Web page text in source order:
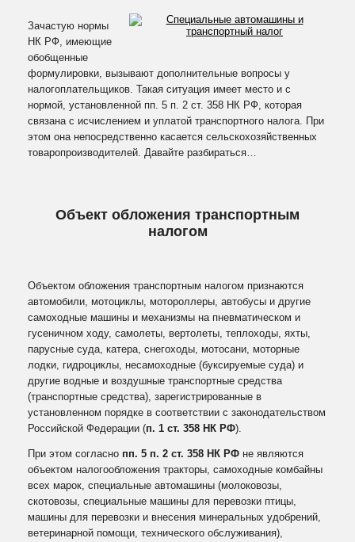
Зачастую нормы
НК РФ, имеющие
обобщенные
формулировки, вызывают дополнительные вопросы у
налогоплательщиков. Такая ситуация имеет место и с
нормой, установленной пп. 5 п. 2 ст. 358 НК РФ, которая
связана с исчислением и уплатой транспортного налога. При
этом она непосредственно касается сельскохозяйственных
товаропроизводителей. Давайте разбираться…
Объект обложения транспортным
налогом
Объектом обложения транспортным налогом признаются
автомобили, мотоциклы, мотороллеры, автобусы и другие
самоходные машины и механизмы на пневматическом и
гусеничном ходу, самолеты, вертолеты, теплоходы, яхты,
парусные суда, катера, снегоходы, мотосани, моторные
лодки, гидроциклы, несамоходные (буксируемые суда) и
другие водные и воздушные транспортные средства
(транспортные средства), зарегистрированные в
установленном порядке в соответствии с законодательством
Российской Федерации (п. 1 ст. 358 НК РФ).
При этом согласно пп. 5 п. 2 ст. 358 НК РФ не являются
объектом налогообложения тракторы, самоходные комбайны
всех марок, специальные автомашины (молоковозы,
скотовозы, специальные машины для перевозки птицы,
машины для перевозки и внесения минеральных удобрений,
ветеринарной помощи, технического обслуживания),
ОТПРАВИТЬ